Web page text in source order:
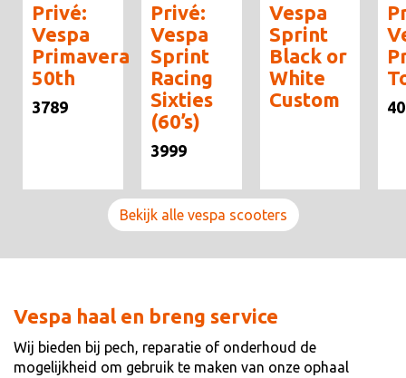
Privé:
Vespa
Primavera
50th
3789
Privé:
Vespa
Sprint
Racing
Sixties
(60’s)
3999
Vespa
Sprint
Black or
White
Custom
Bekijk alle vespa scooters
Vespa haal en breng service
Wij bieden bij pech, reparatie of onderhoud de
mogelijkheid om gebruik te maken van onze ophaal